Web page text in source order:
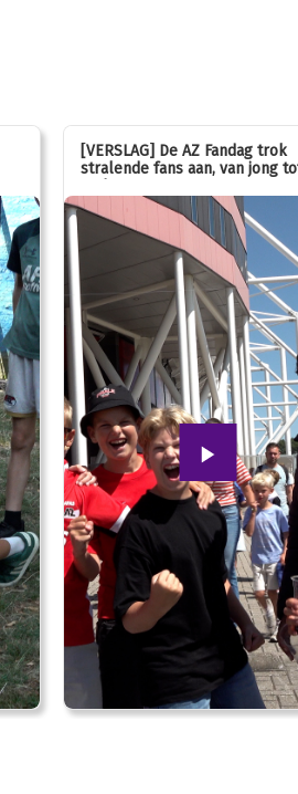
[VERSLAG] De AZ Fandag trok
stralende fans aan, van jong